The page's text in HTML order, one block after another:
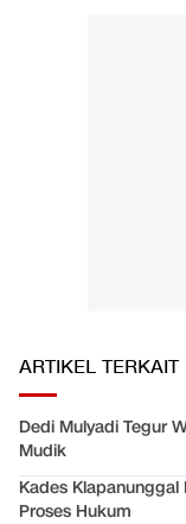
ARTIKEL TERKAIT
Dedi Mulyadi Tegur
Mudik
Kades Klapanunggal
Proses Hukum